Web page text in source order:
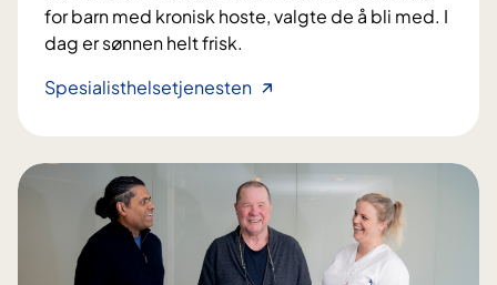
i
e
r
e
p
a
s
for barn med kronisk hoste, valgte de å bli med. I
dag er sønnen helt frisk.
Spesialisthelsetjenesten–
å
s
o
v
e